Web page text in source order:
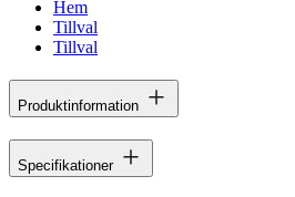
Hem
Tillval
Tillval
Produktinformation
Specifikationer